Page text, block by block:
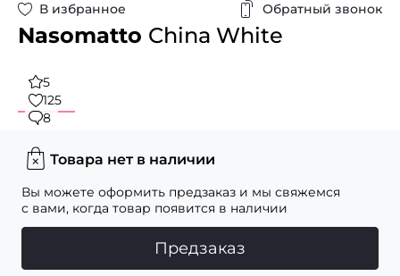
В избранное Обратный звонок
Nasomatto China White
5
125
8
Товара нет в наличии
Вы можете оформить предзаказ и мы свяжемся
с вами, когда товар появится в наличии
Предзаказ